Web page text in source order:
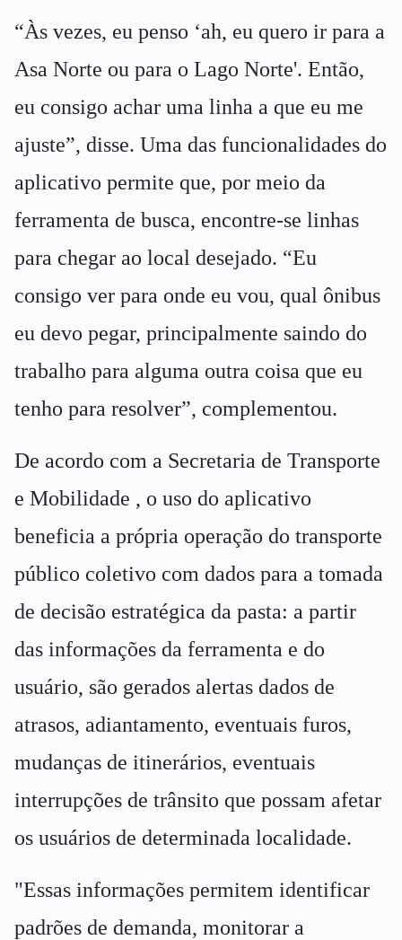
“Às vezes, eu penso ‘ah, eu quero ir para a
Asa Norte ou para o Lago Norte'. Então,
eu consigo achar uma linha a que eu me
ajuste”, disse. Uma das funcionalidades do
aplicativo permite que, por meio da
ferramenta de busca, encontre-se linhas
para chegar ao local desejado. “Eu
consigo ver para onde eu vou, qual ônibus
eu devo pegar, principalmente saindo do
trabalho para alguma outra coisa que eu
tenho para resolver”, complementou.
De acordo com a Secretaria de Transporte
e Mobilidade , o uso do aplicativo
beneficia a própria operação do transporte
público coletivo com dados para a tomada
de decisão estratégica da pasta: a partir
das informações da ferramenta e do
usuário, são gerados alertas dados de
atrasos, adiantamento, eventuais furos,
mudanças de itinerários, eventuais
interrupções de trânsito que possam afetar
os usuários de determinada localidade.
"Essas informações permitem identificar
padrões de demanda, monitorar a